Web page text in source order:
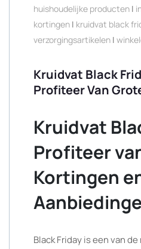
huishoudelijke producten |
kortingen | kruidvat black
verzorgingsartikelen |
Kruidvat Black
Profiteer Van
Kruidvat
Profiteer
Kortingen
Black Friday is een van